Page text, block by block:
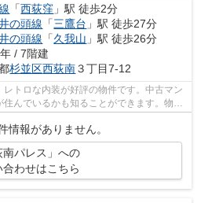
「西荻窪 」駅 徒歩2分
の頭線 「三鷹台 」駅 徒歩27分
の頭線 「久我山 」駅 徒歩26分
/ 7階建
杉並区西荻南３丁目7-12
トロな内装が好評の物件です。中古マン
んでいるかも知ることができます。物件
情報がありません。
南パレス」への
合わせはこちら